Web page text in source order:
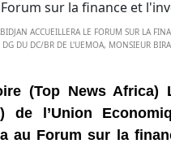
ACCUEILLERA LE FORUM SUR LA
DU DC/BR DE L'UEMOA, MONSIEUR
(Top News Africa)
de l’Union
au Forum sur la